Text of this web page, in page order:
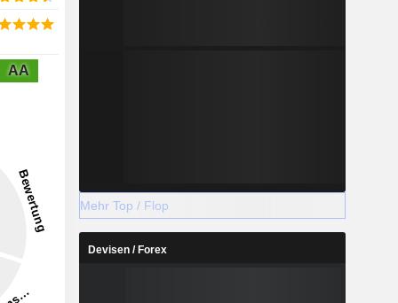
AA
Mehr Top / Flop
Devisen / Forex